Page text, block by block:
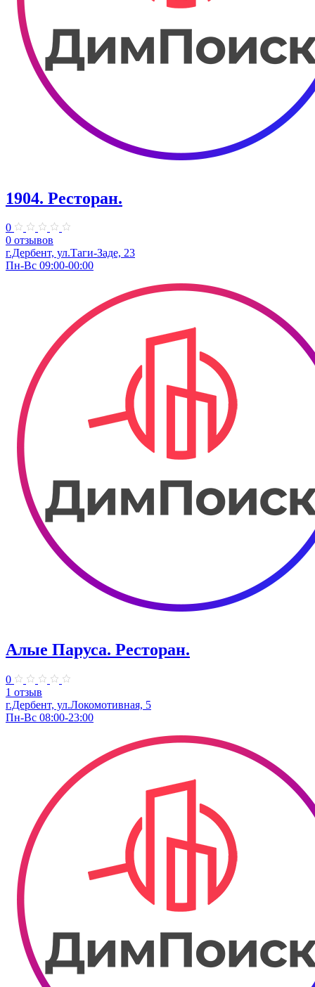
1904. ​Ресторан.
0
0 отзывов
г.Дербент, ​ул.​Таги-Заде, 23
Пн-Вс 09:00-00:00
Алые Паруса. Ресторан.
0
1 отзыв
г.Дербент, ​ул.Локомотивная, 5
Пн-Вс 08:00-23:00